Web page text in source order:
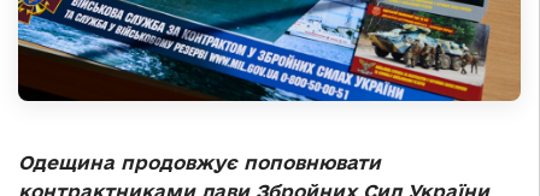
Одещина продовжує поповнювати
контрактниками лави Збройних Сил України